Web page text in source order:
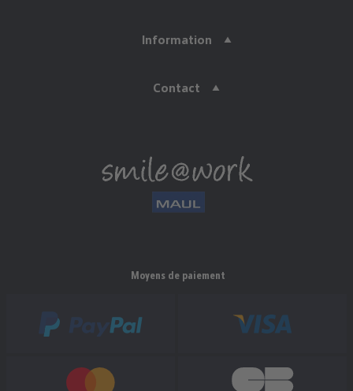
Information
Contact
Moyens de paiement